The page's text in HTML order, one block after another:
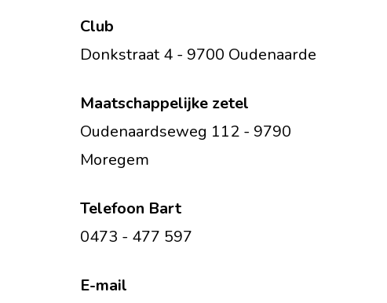
Club
Donkstraat 4 - 9700 Oudenaarde
Maatschappelijke zetel
Oudenaardseweg 112 - 9790
Moregem
Telefoon Bart
0473 - 477 597
E-mail